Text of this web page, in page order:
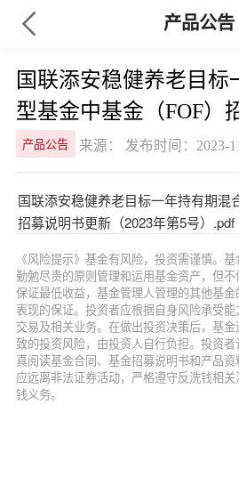
产品公告
国联添安稳健养老目标
型基金中基金（FOF）
（2023年第5号）
产品公告 来源： 发布时间：2023-
国联添安稳健养老目标一年持有期混
招募说明书更新（2023年第5号）.pdf
《风险提示》基金有风险，投资需谨慎。基
勤勉尽责的原则管理和运用基金资产，但
保证最低收益，基金管理人管理的其他基
表现的保证。投资者应根据自身风险承受
交易及相关业务。在做出投资决策后，基金
致的投资风险，由投资人自行负担。投资
真阅读基金合同、基金招募说明书和产品
应远离非法证券活动，严格遵守反洗钱相
钱义务。